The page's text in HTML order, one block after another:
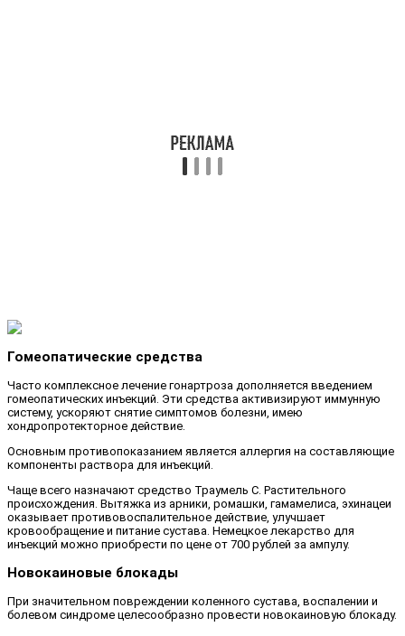
Гомеопатические средства
Часто комплексное лечение гонартроза дополняется введением
гомеопатических инъекций. Эти средства активизируют иммунную
систему, ускоряют снятие симптомов болезни, имею
хондропротекторное действие.
Основным противопоказанием является аллергия на составляющие
компоненты раствора для инъекций.
Чаще всего назначают средство Траумель С. Растительного
происхождения. Вытяжка из арники, ромашки, гамамелиса, эхинацеи
оказывает противовоспалительное действие, улучшает
кровообращение и питание сустава. Немецкое лекарство для
инъекций можно приобрести по цене от 700 рублей за ампулу.
Новокаиновые блокады
При значительном повреждении коленного сустава, воспалении и
болевом синдроме целесообразно провести новокаиновую блокаду.